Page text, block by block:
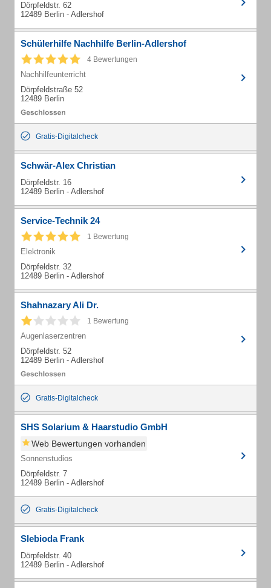
Dörpfeldstr. 62
12489 Berlin - Adlershof
Schülerhilfe Nachhilfe Berlin-Adlershof
4 Bewertungen
Nachhilfeunterricht
Dörpfeldstraße 52
12489 Berlin
Gratis-Digitalcheck
Schwär-Alex Christian
Dörpfeldstr. 16
12489 Berlin - Adlershof
Service-Technik 24
1 Bewertung
Elektronik
Dörpfeldstr. 32
12489 Berlin - Adlershof
Shahnazary Ali Dr.
1 Bewertung
Augenlaserzentren
Dörpfeldstr. 52
12489 Berlin - Adlershof
Gratis-Digitalcheck
SHS Solarium & Haarstudio GmbH
Web Bewertungen vorhanden
Sonnenstudios
Dörpfeldstr. 7
12489 Berlin - Adlershof
Gratis-Digitalcheck
Slebioda Frank
Dörpfeldstr. 40
12489 Berlin - Adlershof